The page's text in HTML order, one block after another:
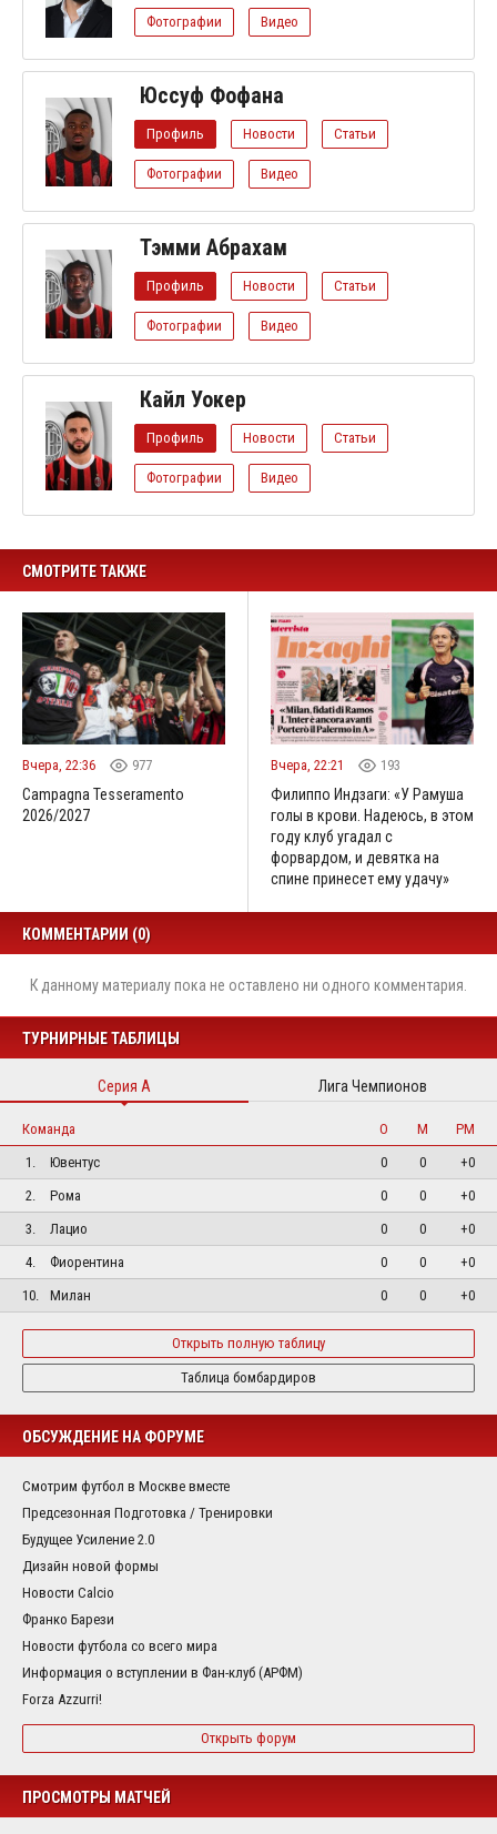
Фотографии Видео
Юссуф Фофана
Профиль Новости Статьи
Фотографии Видео
Тэмми Абрахам
Профиль Новости Статьи
Фотографии Видео
Кайл Уокер
Профиль Новости Статьи
Фотографии Видео
СМОТРИТЕ ТАКЖЕ
Вчера, 22:36 977
Campagna Tesseramento
2026/2027
Вчера, 22:21 193
Филиппо Индзаги: «У Рамуша
голы в крови. Надеюсь, в этом
году клуб угадал с
форвардом, и девятка на
спине принесет ему удачу»
КОММЕНТАРИИ (0)
К данному материалу пока не оставлено ни одного комментария.
ТУРНИРНЫЕ ТАБЛИЦЫ
Серия А Лига Чемпионов
Команда О М
РМ
1.
Ювентус 0 0
+0
2.
Рома 0 0
+0
3.
Лацио 0 0
+0
4.
Фиорентина 0 0
+0
10.
Милан 0 0 +0
Открыть полную таблицу
Таблица бомбардиров
ОБСУЖДЕНИЕ НА ФОРУМЕ
Смотрим футбол в Москве вместе
Предсезонная Подготовка / Тренировки
Будущее Усиление 2.0
Дизайн новой формы
Новости Calcio
Франко Барези
Новости футбола со всего мира
Информация о вступлении в Фан-клуб (АРФМ)
Forza Azzurri!
Открыть форум
ПРОСМОТРЫ МАТЧЕЙ